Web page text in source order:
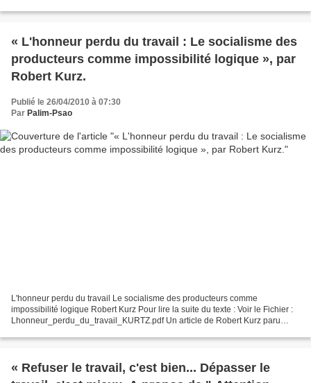
« L'honneur perdu du travail : Le socialisme des
producteurs comme impossibilité logique », par
Robert Kurz.
Publié le 26/04/2010 à 07:30
Par Palim-Psao
L'honneur perdu du travail Le socialisme des producteurs comme
impossibilité logique Robert Kurz Pour lire la suite du texte : Voir le Fichier :
Lhonneur_perdu_du_travail_KURTZ.pdf Un article de Robert Kurz paru
« Refuser le travail, c'est bien... Dépasser le